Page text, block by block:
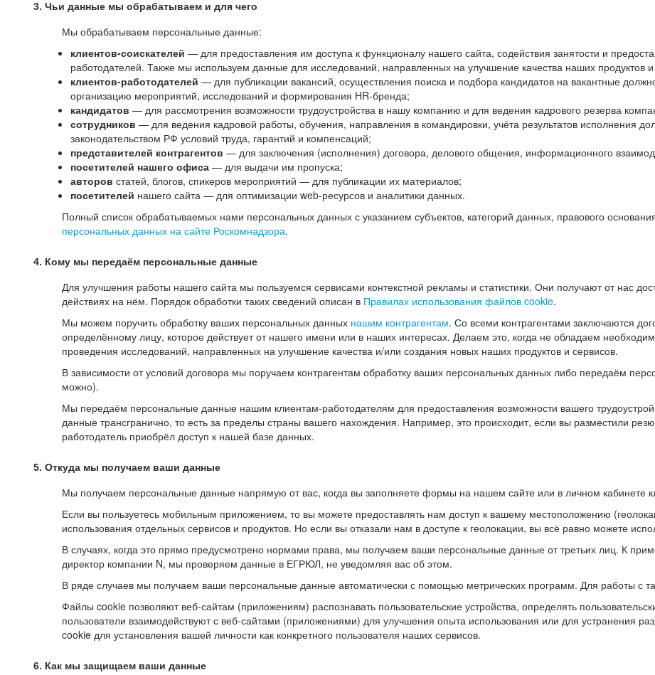
3. Чьи данные мы обрабатываем и для чего
Мы обрабатываем персональные данные:
клиентов-соискателей — для предоставления им доступа к функционалу нашего сайта, содействия занятости и
работодателей. Также мы используем данные для исследований, направленных на улучшение качества наших продуктов
клиентов-работодателей — для публикации вакансий, осуществления поиска и подбора кандидатов на вакантные
организацию мероприятий, исследований и формирования HR-бренда;
кандидатов — для рассмотрения возможности трудоустройства в нашу компанию и для ведения кадрового резерва
сотрудников — для ведения кадровой работы, обучения, направления в командировки, учёта результатов исполнения
законодательством РФ условий труда, гарантий и компенсаций;
представителей контрагентов — для заключения (исполнения) договора, делового общения, информационного
посетителей нашего офиса — для выдачи им пропуска;
авторов статей, блогов, спикеров мероприятий — для публикации их материалов;
посетителей нашего сайта — для оптимизации web-ресурсов и аналитики данных.
Полный список обрабатываемых нами персональных данных с указанием субъектов, категорий данных, правового
персональных данных на сайте Роскомнадзора.
4. Кому мы передаём персональные данные
Для улучшения работы нашего сайта мы пользуемся сервисами контекстной рекламы и статистики. Они получают от нас
действиях на нём. Порядок обработки таких сведений описан в Правилах использования файлов cookie.
Мы можем поручить обработку ваших персональных данных нашим контрагентам. Со всеми контрагентами заключаются
определённому лицу, которое действует от нашего имени или в наших интересах. Делаем это, когда не обладаем
проведения исследований, направленных на улучшение качества и/или создания новых наших продуктов и сервисов.
В зависимости от условий договора мы поручаем контрагентам обработку ваших персональных данных либо передаём
можно).
Мы передаём персональные данные нашим клиентам-работодателям для предоставления возможности вашего
данные трансгранично, то есть за пределы страны вашего нахождения. Например, это происходит, если вы разместили
работодатель приобрёл доступ к нашей базе данных.
5. Откуда мы получаем ваши данные
Мы получаем персональные данные напрямую от вас, когда вы заполняете формы на нашем сайте или в личном кабинете
Если вы пользуетесь мобильным приложением, то вы можете предоставлять нам доступ к вашему местоположению
использования отдельных сервисов и продуктов. Но если вы отказали нам в доступе к геолокации, вы всё равно можете
В случаях, когда это прямо предусмотрено нормами права, мы получаем ваши персональные данные от третьих лиц. К
директор компании N, мы проверяем данные в ЕГРЮЛ, не уведомляя вас об этом.
В ряде случаев мы получаем ваши персональные данные автоматически с помощью метрических программ. Для работы с
Файлы cookie позволяют веб-сайтам (приложениям) распознавать пользовательские устройства, определять
пользователи взаимодействуют с веб-сайтами (приложениями) для улучшения опыта использования или для устранения
cookie для установления вашей личности как конкретного пользователя наших сервисов.
6. Как мы защищаем ваши данные